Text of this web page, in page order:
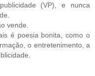
(VP), e nunca
vende.
é poesia bonita, como o
o entretenimento, a